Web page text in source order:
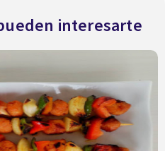
interesarte